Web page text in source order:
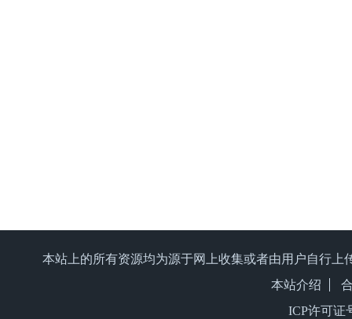
本站上的所有资源均为源于网上收集或者由用户自行
本站介绍
ICP许可证